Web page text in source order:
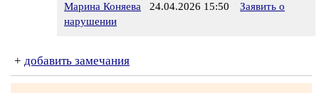
Марина Коняева 24.04.2026 15:50
Заявить о
нарушении
+ добавить замечания